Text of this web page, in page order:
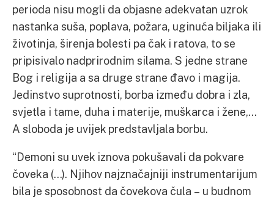
perioda nisu mogli da objasne adekvatan uzrok
nastanka suša, poplava, požara, uginuća biljaka ili
životinja, širenja bolesti pa čak i ratova, to se
pripisivalo nadprirodnim silama. S jedne strane
Bog i religija a sa druge strane đavo i magija.
Jedinstvo suprotnosti, borba između dobra i zla,
svjetla i tame, duha i materije, muškarca i žene,…
A sloboda je uvijek predstavljala borbu.
“Demoni su uvek iznova pokušavali da pokvare
čoveka (…). Njihov najznačajniji instrumentarijum
bila je sposobnost da čovekova čula – u budnom